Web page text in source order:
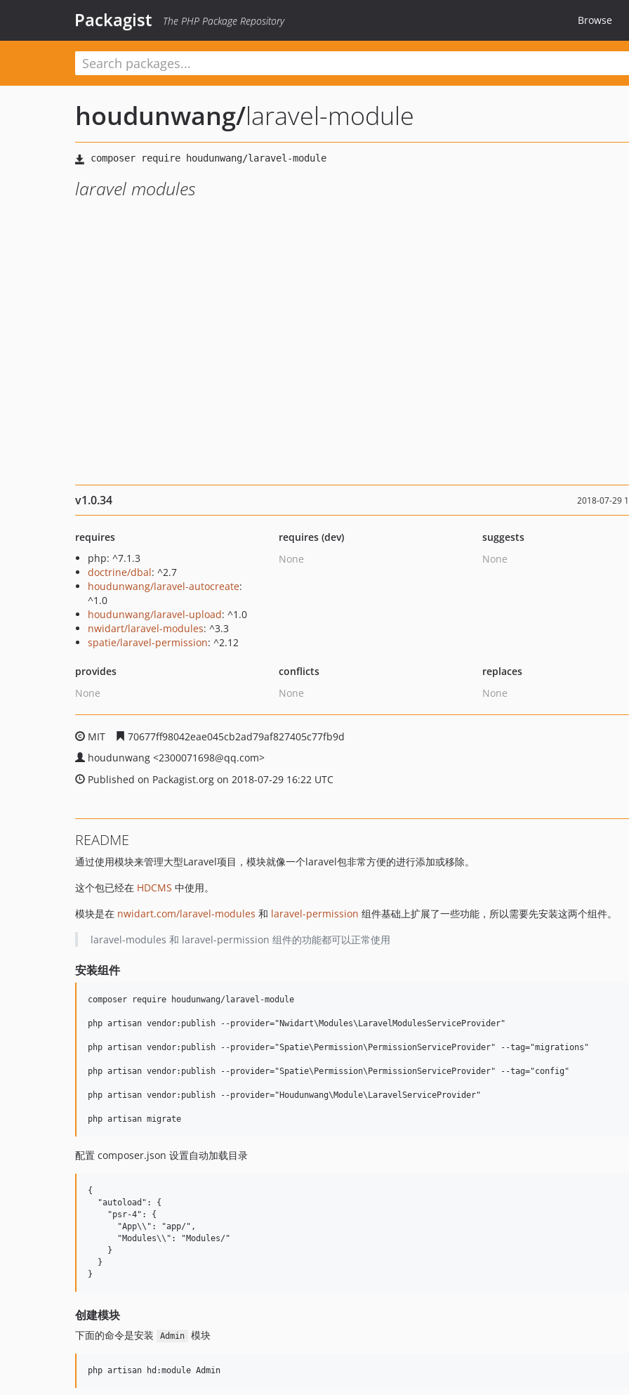
Packagist The PHP Package Repository Browse
houdunwang/laravel-module
laravel modules
v1.0.34 2018-07-29
requires
php: ^7.1.3
doctrine/dbal: ^2.7
houdunwang/laravel-autocreate:
^1.0
houdunwang/laravel-upload: ^1.0
nwidart/laravel-modules: ^3.3
spatie/laravel-permission: ^2.12
requires (dev)
None
suggests
None
provides
None
conflicts
None
replaces
None
MIT
70677ff98042eae045cb2ad79af827405c77fb9d
houdunwang <2300071698@qq.com>
Published on Packagist.org on 2018-07-29 16:22 UTC
README
通过使用模块来管理大型Laravel项目，模块就像一个laravel包非常方便的进行添加或移除。
这个包已经在 HDCMS 中使用。
模块是在 nwidart.com/laravel-modules 和 laravel-permission 组件基础上扩展了一些功能，所以需要先安装这两个组件。
laravel-modules 和 laravel-permission 组件的功能都可以正常使用
安装组件
composer require houdunwang/laravel-module
php artisan vendor:publish --provider="Nwidart\Modules\LaravelModulesServiceProvider"
php artisan vendor:publish --provider="Spatie\Permission\PermissionServiceProvider" --tag="migrations"
php artisan vendor:publish --provider="Spatie\Permission\PermissionServiceProvider" --tag="config"
php artisan vendor:publish --provider="Houdunwang\Module\LaravelServiceProvider"
配置 composer.json 设置自动加载目录
{
  "autoload": {
    "psr-4": {
      "App\\": "app/",
      "Modules\\": "Modules/"
    }
  }
创建模块
下面的命令是安装 Admin 模块